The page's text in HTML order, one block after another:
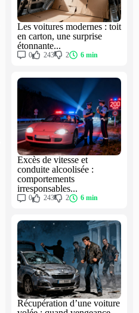
Les voitures modernes : toit
en carton, une surprise
étonnante...
0 243 2 6 min
Excès de vitesse et
conduite alcoolisée :
comportements
irresponsables...
0 243 2 6 min
Récupération d’une voiture